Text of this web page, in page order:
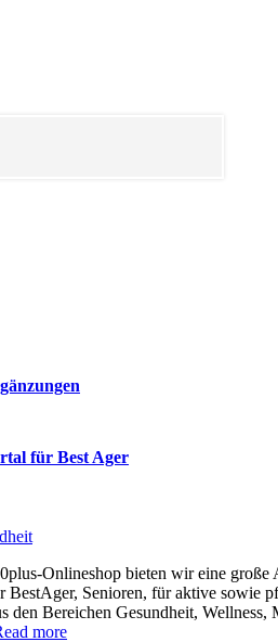
für Best Ager
Onlineshop bieten wir eine große
BestAger, Senioren, für aktive sowie
den Bereichen Gesundheit, Wellness,
more